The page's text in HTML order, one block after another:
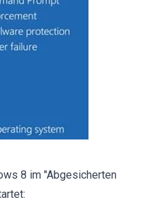
8 im "Abgesicherten